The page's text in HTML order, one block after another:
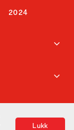
2024
Lukk